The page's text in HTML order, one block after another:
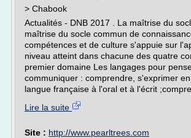
> Chabook
Actualités - DNB 2017 . La maîtrise du
maîtrise du socle commun de
compétences et de culture s'appuie sur
niveau atteint dans chacune des quatre
premier domaine Les langages pour
communiquer : comprendre, s'exprimer
langue française à l'oral et à l'écrit
Lire la suite
Site : http://www.pearltrees.com